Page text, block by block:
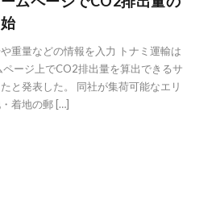
重量などの情報を入力 トナミ運輸は
ージ上でCO2排出量を算出できるサ
と発表した。 同社が集荷可能なエリ
着地の郵 […]